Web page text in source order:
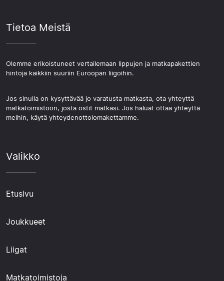
Tietoa Meistä
Olemme erikoistuneet vertailemaan lippujen ja matkapakettien
hintoja kaikkiin suuriin Euroopan liigoihin.
Jos sinulla on kysyttävää jo varatusta matkasta, ota yhteyttä
matkatoimistoon, josta ostit matkasi. Jos haluat ottaa yhteyttä
meihin, käytä yhteydenottolomakettamme.
Valikko
Etusivu
Joukkueet
Liigat
Matkatoimistoja